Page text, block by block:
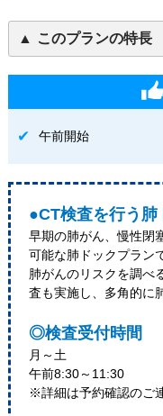
このプランの特長
午前開始
●CT検査を行う肺
早期の肺がん、慢性閉
可能な肺ドックプラン
肺がんのリスクを調べ
査も実施し、多角的に
◎検査受付時間
月～土
午前8:30～11:30
※詳細は予約確認のご